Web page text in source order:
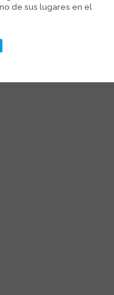
de sus lugares en el